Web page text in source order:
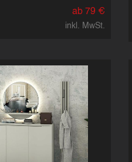
ab 79 €
inkl. MwSt.